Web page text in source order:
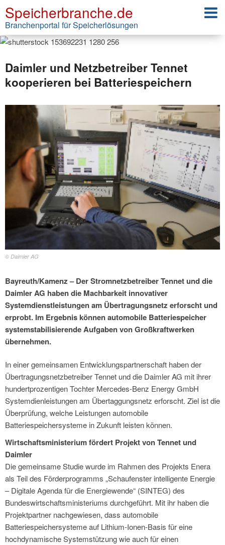
Speicherbranche.de
Branchenportal für Speicherlösungen
Daimler und Netzbetreiber Tennet
kooperieren bei Batteriespeichern
© Daimler AG
Bayreuth/Kamenz – Der Stromnetzbetreiber Tennet und die
Daimler AG haben die Machbarkeit innovativer
Systemdienstleistungen am Übertragungsnetz erforscht und
erprobt. Im Ergebnis können automobile Batteriespeicher
systemstabilisierende Aufgaben von Großkraftwerken
übernehmen.
In einer gemeinsamen Entwicklungspartnerschaft haben der
Übertragungsnetzbetreiber Tennet und die Daimler AG mit ihrer
hundertprozentigen Tochter Mercedes-Benz Energy GmbH
Systemdienleistungen am Übertaggungsnetz erforscht. Ziel ist die
Überprüfung, welche Leistungen automobile
Batteriespeichersysteme in Zukunft leisten können.
Wirtschaftsministerium fördert Projekt von Tennet und
Daimler
Die gemeinsame Studie wurde im Rahmen des Projekts Enera
als Teil des Förderprogramms „Schaufenster intelligente Energie
– Digitale Agenda für die Energiewende“ (SINTEG) des
Bundeswirtschaftsministeriums durchgeführt. Mit ihr haben die
Projektpartner nachgewiesen, dass automobile
Batteriespeichersysteme auf Lithium-Ionen-Basis für eine
hochdynamische Systemstützung wie auch für einen